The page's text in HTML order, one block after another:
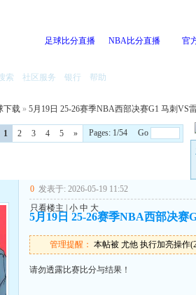
足球比分直播 NBA比分直播 官
索 社区服务 银行 帮助
下载 » 5月19日 25-26赛季NBA西部决赛G1 马刺VS
1 2 3 4 5 »
Pages: 1/54 Go
0 发表于: 2026-05-19 11:52
只看楼主
小 中 大
5月19日 25-26赛季NBA西部决赛
管理提醒： 本帖被 尤他 执行加亮操作
请勿透露比赛比分与结果！